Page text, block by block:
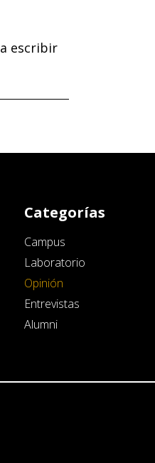
escribir
Categorías
Campus
Laboratorio
Opinión
Entrevistas
Alumni